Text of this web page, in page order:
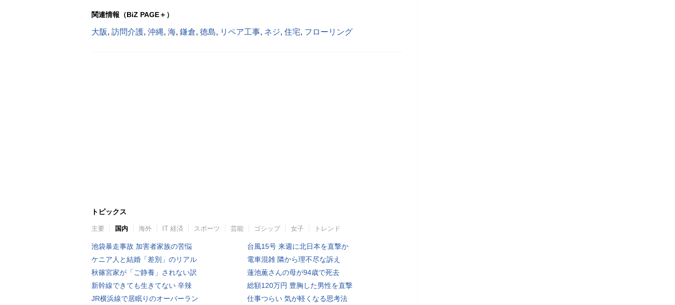
関連情報（BiZ PAGE＋）
大阪, 訪問介護, 沖縄, 海, 鎌倉, 徳島, リペア工事, ネジ, 住宅, フローリング
トピックス
主要 国内 海外 IT 経済 スポーツ 芸能 ゴシップ 女子 トレンド
池袋暴走事故 加害者家族の苦悩
ケニア人と結婚「差別」のリアル
秋篠宮家が「ご静養」されない訳
新幹線できても生きてない 辛辣
JR横浜線で居眠りのオーバーラン
台風15号 来週に北日本を直撃か
電車混雑 隣から理不尽な訴え
蓮池薫さんの母が94歳で死去
総額120万円 豊胸した男性を直撃
仕事つらい 気が軽くなる思考法